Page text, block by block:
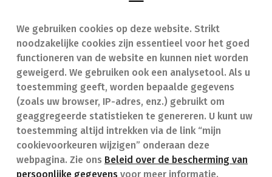
We gebruiken cookies op deze website. Strikt
noodzakelijke cookies zijn essentieel voor het goed
functioneren van de website en kunnen niet worden
geweigerd. We gebruiken ook een analysetool. Als u
toestemming geeft, worden bepaalde gegevens
(zoals uw browser, IP-adres, enz.) gebruikt om
geaggregeerde statistieken te genereren. U kunt uw
toestemming altijd intrekken via de link “mijn
cookievoorkeuren wijzigen” onderaan deze
webpagina. Zie ons Beleid over de bescherming van
persoonlijke gegevens voor meer informatie.
Vind een apotheek
Onze expertise
Ziekten
Geneesmiddelen
In geval van nood
Contact
Veelgestelde vragen
(FAQ)